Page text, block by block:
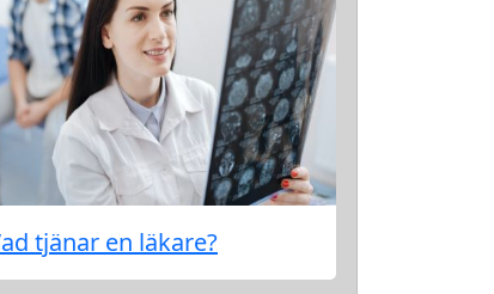
tjänar en läkare?